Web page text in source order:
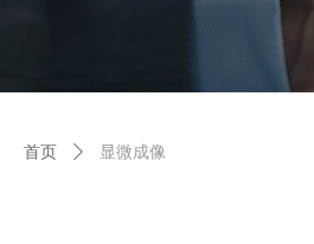
首页 ꄲ 显微成像